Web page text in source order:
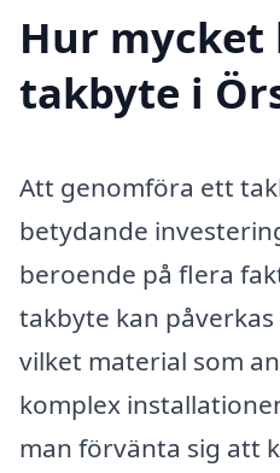
Hur mycket
takbyte i
Att genomföra ett
betydande
beroende på flera
takbyte kan
vilket material som
komplex
man förvänta sig att